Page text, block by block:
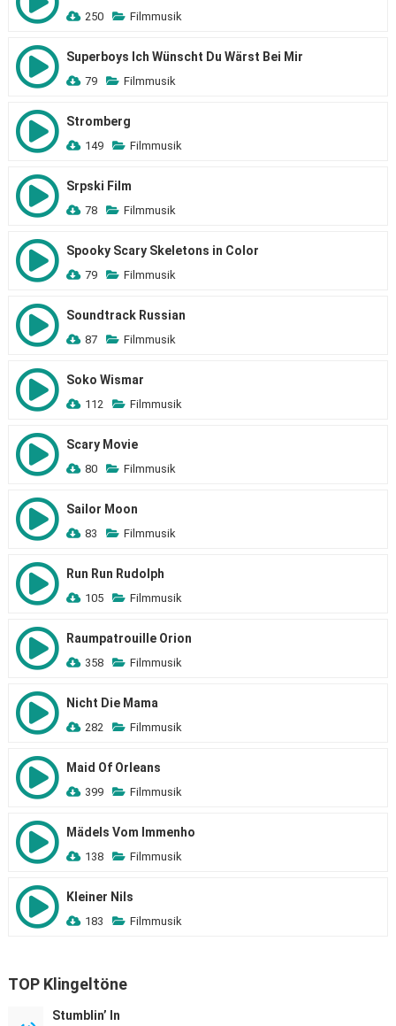
250 Filmmusik
Superboys Ich Wünscht Du Wärst Bei Mir
79 Filmmusik
Stromberg
149 Filmmusik
Srpski Film
78 Filmmusik
Spooky Scary Skeletons in Color
79 Filmmusik
Soundtrack Russian
87 Filmmusik
Soko Wismar
112 Filmmusik
Scary Movie
80 Filmmusik
Sailor Moon
83 Filmmusik
Run Run Rudolph
105 Filmmusik
Raumpatrouille Orion
358 Filmmusik
Nicht Die Mama
282 Filmmusik
Maid Of Orleans
399 Filmmusik
Mädels Vom Immenho
138 Filmmusik
Kleiner Nils
183 Filmmusik
TOP Klingeltöne
Stumblin’ In